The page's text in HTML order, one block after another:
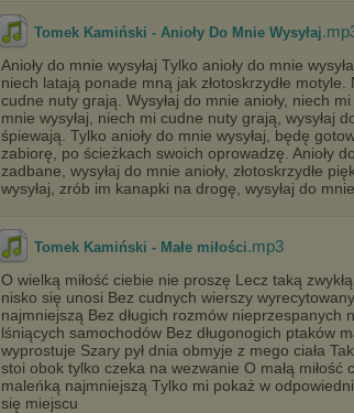
Tomek Kamiński - Anioły Do Mnie Wysyłaj
Anioły do mnie wysyłaj Tylko anioły do mnie
niech latają ponade mną jak złotoskrzydłe
cudne nuty grają. Wysyłaj do mnie anioły, niech
mnie wysyłaj, niech mi cudne nuty grają, wysyłaj
śpiewają. Tylko anioły do mnie wysyłaj, będę
zabiorę, po ścieżkach swoich oprowadzę. Anioły
zadbane, wysyłaj do mnie anioły, złotoskrzydłe
wysyłaj, zrób im kanapki na drogę, wysyłaj do
Tomek Kamiński - Małe miłości.mp3
O wielką miłość ciebie nie proszę Lecz taką
nisko się unosi Bez cudnych wierszy
najmniejszą Bez długich rozmów nieprzespanych
lśniących samochodów Bez długonogich ptaków
wyprostuje Szary pył dnia obmyje z mego ciała
stoi obok tylko czeka na wezwanie O małą miłość
maleńką najmniejszą Tylko mi pokaż w
się miejscu